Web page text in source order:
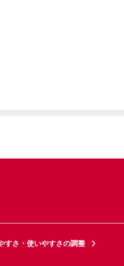
すさ・使いやすさの調整